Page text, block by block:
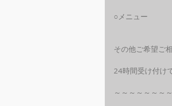
○メニュー
その他ご希望ご
24時間受け付け
～～～～～～～